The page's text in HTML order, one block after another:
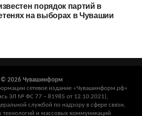
порядок партий в
на выборах в Чувашии
© 2026 Чувашинформ
сетевое издание «Чувашинформ.рф»
ЭЛ № ФС 77 – 81985 от 12.10.2021),
службой по надзору в сфере связи,
и массовых коммуникаций